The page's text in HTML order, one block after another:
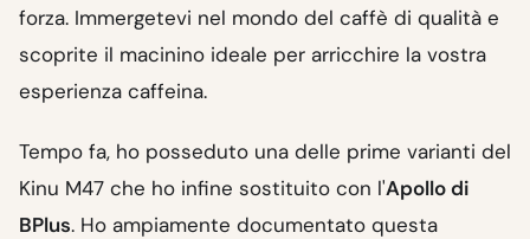
forza. Immergetevi nel mondo del caffè di qualità e
scoprite il macinino ideale per arricchire la vostra
esperienza caffeina.
Tempo fa, ho posseduto una delle prime varianti del
Kinu M47 che ho infine sostituito con l'Apollo di
BPlus. Ho ampiamente documentato questa